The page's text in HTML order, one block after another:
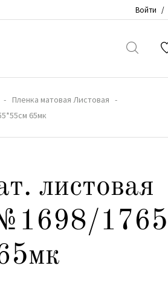
Войти /
Пленка матовая Листовая
65мк
листовая
1765